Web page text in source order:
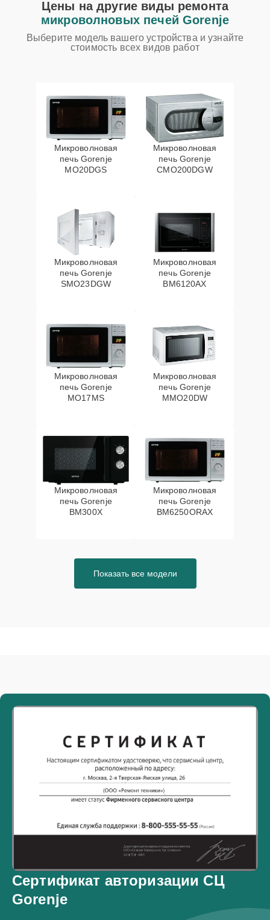
Цены на другие виды ремонта
микроволновых печей Gorenje
Выберите модель вашего устройства и узнайте
стоимость всех видов работ
Микроволновая
печь Gorenje
MO20DGS
Микроволновая
печь Gorenje
CMO200DGW
Микроволновая
печь Gorenje
SMO23DGW
Микроволновая
печь Gorenje
BM6120AX
Микроволновая
печь Gorenje
MO17MS
Микроволновая
печь Gorenje
MMO20DW
Микроволновая
печь Gorenje
BM300X
Микроволновая
печь Gorenje
BM6250ORAX
Показать все модели
Сертификат авторизации СЦ
Gorenje